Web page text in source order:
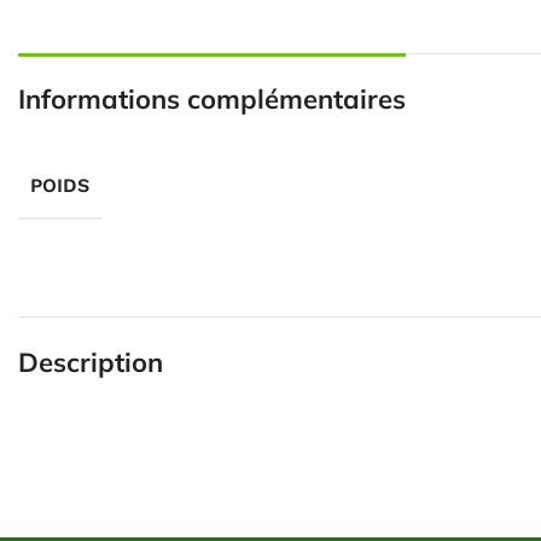
Informations complémentaires
POIDS
Description